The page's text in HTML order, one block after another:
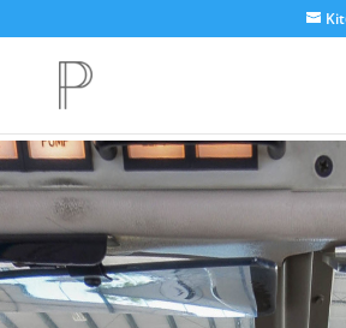
2003 Piper Archer